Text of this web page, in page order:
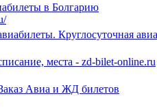
в Болгарию
Круглосуточная
места - zd-bilet-online.ru
Авиа и ЖД билетов